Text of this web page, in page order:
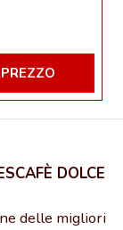
DOLCE
delle migliori